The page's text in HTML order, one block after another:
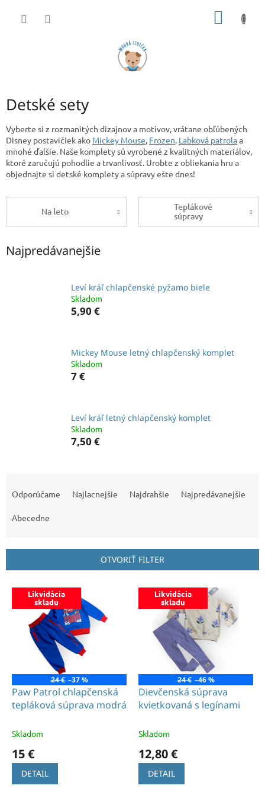
Detské sety
Vyberte si z rozmanitých dizajnov a motívov, vrátane obľúbených
Disney postavičiek ako Mickey Mouse, Frozen, Labková patrolaa
mnohé ďalšie. Naše komplety sú vyrobené z kvalitných materiálov,
ktoré zaručujú pohodlie a trvanlivosť. Urobte z obliekania hru a
objednajte si detské komplety a súpravy ešte dnes!
Na leto
Teplákové
súpravy
Najpredávanejšie
Leví kráľ chlapčenské pyžamo biele
Skladom
5,90 €
Mickey Mouse letný chlapčenský komplet
Skladom
7 €
Leví kráľ letný chlapčenský komplet
Skladom
7,50 €
i
p
d
Odporúčame Najlacnejšie Najdrahšie Najpredávanejšie
Abecedne
OTVORIŤ FILTER
V
p
o
u
Likvidácia
skladu
24 € –37 %
Paw Patrol chlapčenská
tepláková súprava modrá
Skladom
15 €
DETAIL
Likvidácia
skladu
24 € –46 %
Dievčenská súprava
kvietkovaná s legínami
Skladom
12,80 €
DETAIL